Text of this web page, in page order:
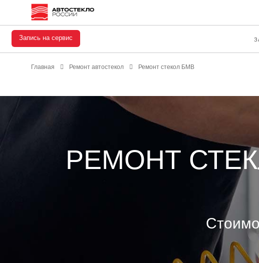
Запись на сервис
Главная Ремонт автостекол Ремонт стекол БМВ
РЕМОНТ